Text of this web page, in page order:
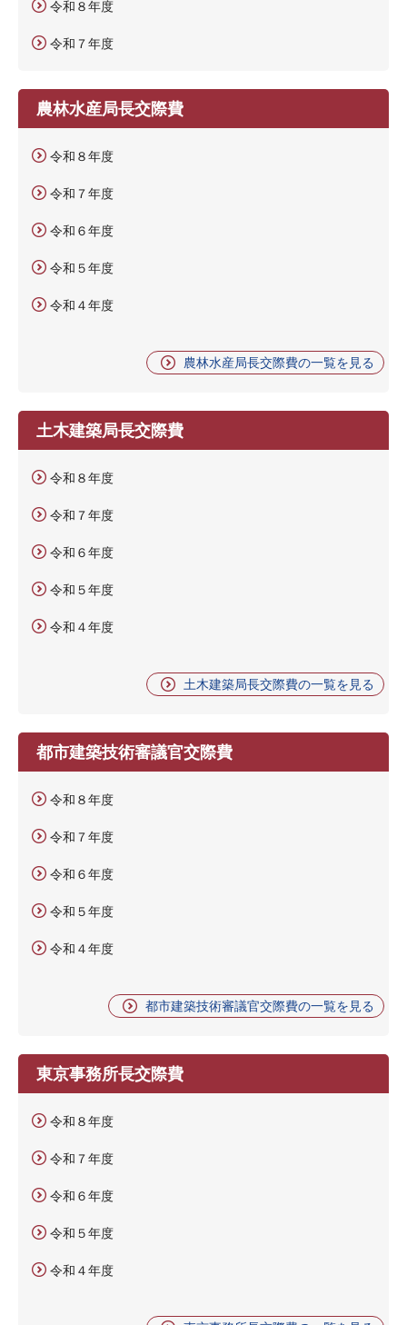
令和８年度
令和７年度
農林水産局長交際費
令和８年度
令和７年度
令和６年度
令和５年度
令和４年度
農林水産局長交際費の一覧を見る
土木建築局長交際費
令和８年度
令和７年度
令和６年度
令和５年度
令和４年度
土木建築局長交際費の一覧を見る
都市建築技術審議官交際費
令和８年度
令和７年度
令和６年度
令和５年度
令和４年度
都市建築技術審議官交際費の一覧を見る
東京事務所長交際費
令和８年度
令和７年度
令和６年度
令和５年度
令和４年度